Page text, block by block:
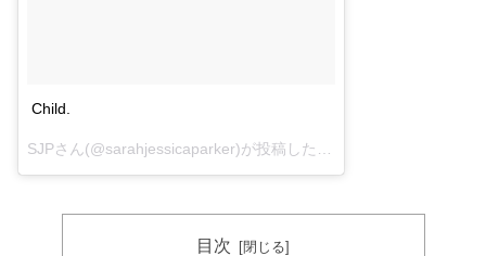
Child.
SJPさん(@sarahjessicaparker)が投稿した写真 –
目次